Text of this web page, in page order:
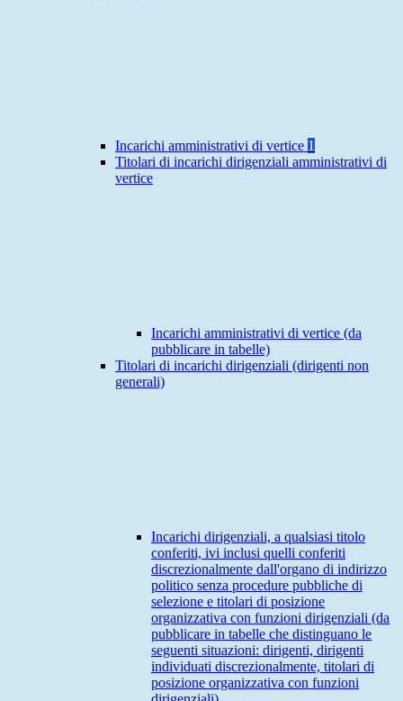
Incarichi amministrativi di vertice 1
Titolari di incarichi dirigenziali amministrativi di
vertice
Incarichi amministrativi di vertice (da
pubblicare in tabelle)
Titolari di incarichi dirigenziali (dirigenti non
generali)
Incarichi dirigenziali, a qualsiasi titolo
conferiti, ivi inclusi quelli conferiti
discrezionalmente dall'organo di indirizzo
politico senza procedure pubbliche di
selezione e titolari di posizione
organizzativa con funzioni dirigenziali (da
pubblicare in tabelle che distinguano le
seguenti situazioni: dirigenti, dirigenti
individuati discrezionalmente, titolari di
posizione organizzativa con funzioni